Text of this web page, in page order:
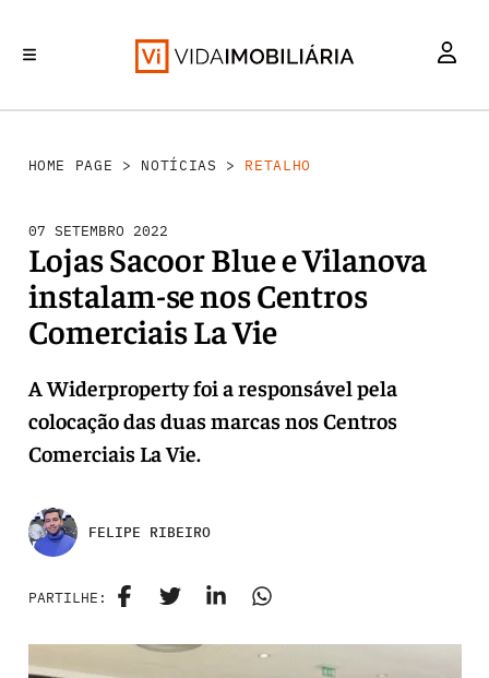
HOME PAGE > NOTÍCIAS > RETALHO
07 SETEMBRO 2022
Lojas Sacoor Blue e Vilanova
instalam-se nos Centros
Comerciais La Vie
A Widerproperty foi a responsável pela
colocação das duas marcas nos Centros
Comerciais La Vie.
FELIPE RIBEIRO
PARTILHE: